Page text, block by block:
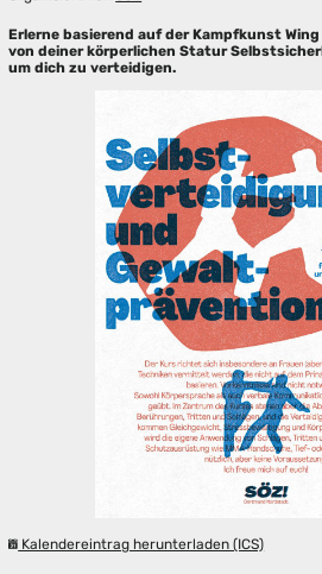
Erlerne basierend auf der Kampfkunst
von deiner körperlichen Statur
um dich zu verteidigen.
Kalendereintrag herunterladen (ICS)